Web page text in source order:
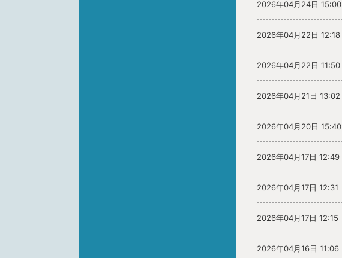
2026年04月24日 15:00
2026年04月22日 12:18
2026年04月22日 11:50
2026年04月21日 13:02
2026年04月20日 15:40
2026年04月17日 12:49
2026年04月17日 12:31
2026年04月17日 12:15
2026年04月16日 11:06